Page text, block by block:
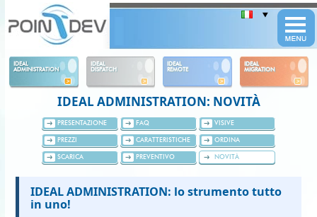
IDEAL
ADMINISTRATION
IDEAL
DISPATCH
IDEAL
REMOTE
IDEAL
MIGRATION
IDEAL ADMINISTRATION: NOVITÀ
PRESENTAZIONE FAQ VISIVE
PREZZI CARATTERISTICHE ORDINA
SCARICA PREVENTIVO NOVITÀ
IDEAL ADMINISTRATION: lo strumento tutto
in uno!
Panneau de gestion des cookies